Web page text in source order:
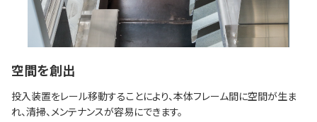
空間を創出
投入装置をレール移動することにより、本体フレーム間に空間が生ま
れ、清掃、メンテナンスが容易にできます。